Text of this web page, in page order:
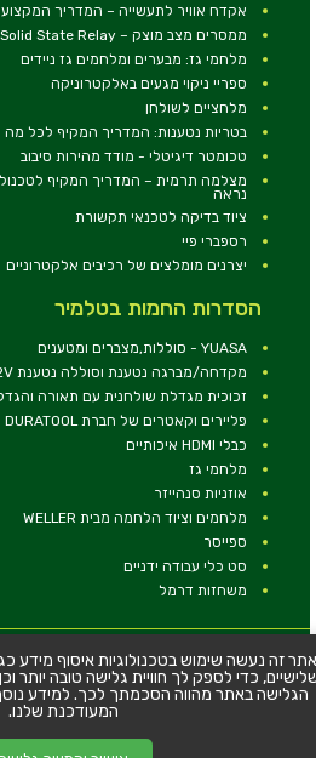
אקדח אוויר לתעשייה – המדריך
ממסרים מצב מוצק – Solid State Relay
מלחמי גז: מבערים ומלחמים גז ניידים
ספריי ניקוי מגעים באלקטרוניקה
מלחציים לשולחן
בטריות נטענות: המדריך המקיף לכל
טכומטר דיגיטלי - מודד מהירות סיבוב
מצלמה תרמית – המדריך המקיף
נראה
ציוד בדיקה לטכנאי תקשורת
רספברי פיי
יצרנים מומלצים של רכיבים אלקטרוניים
הסדרות החמות בטלמיר
YUASA - סוללות,מצברים ומטענים
מקדחה/מברגה נטענת וסוללה נטענת 12V
זכוכית מגדלת שולחנית עם תאורה
פליירים וקאטרים של חברת DURATOOL
כבלי HDMI איכותיים
מלחמי גז
אוזניות סנהייזר
מלחמים וציוד הלחמה מבית WELLER
ספייסר
סט כלי עבודה ידניים
משחזות דרמל
© כל הזכויות שמורות - טלמיר
כתובת: דרך העצמאות 63, חיפה
טלפון:04-8534564
זה נעשה שימוש בטכנולוגיות איסוף מידע
כדי לספק לך חוויית גלישה טובה
הגלישה באתר מהווה הסכמתך לכך. למידע
המעודכנת שלנו.